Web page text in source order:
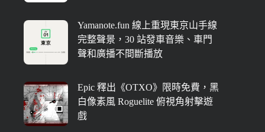
Yamanote.fun 線上重現東京山手線
完整聲景，30 站發車音樂、車門
聲和廣播不間斷播放
Epic 釋出《OTXO》限時免費，黑
白像素風 Roguelite 俯視角射擊遊
戲